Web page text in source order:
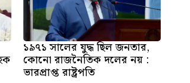
১৯৭১ সালের যুদ্ধ ছিল জনতার,
কোনো রাজনৈতিক দলের নয় :
ভারপ্রাপ্ত রাষ্ট্রপতি